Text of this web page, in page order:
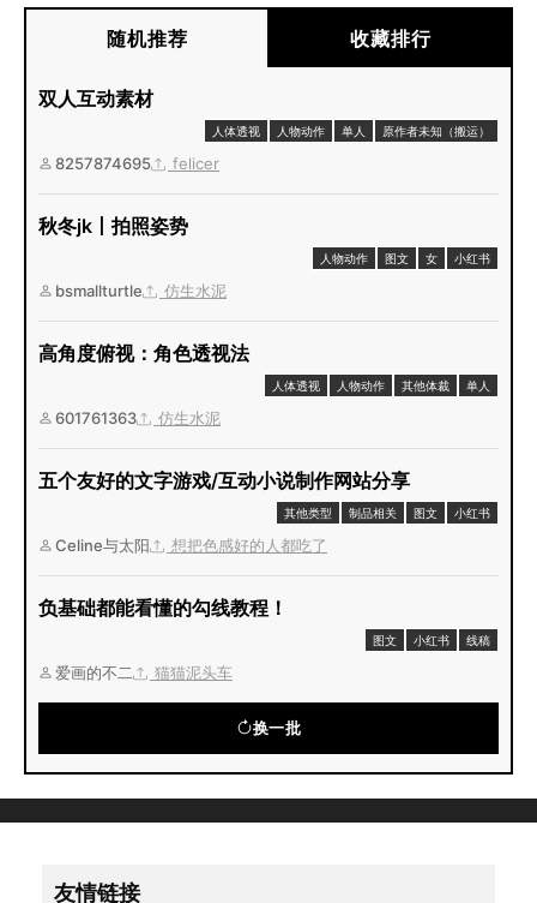
随机推荐 收藏排行
双人互动素材
人体透视 人物动作 单人 原作者未知（搬运）
8257874695 felicer
秋冬jk丨拍照姿势
人物动作 图文 女 小红书
bsmallturtle 仿生水泥
高角度俯视：角色透视法
人体透视 人物动作 其他体裁 单人
601761363 仿生水泥
五个友好的文字游戏/互动小说制作网站分享
其他类型 制品相关 图文 小红书
Celine与太阳 想把色感好的人都吃了
负基础都能看懂的勾线教程！
图文 小红书 线稿
爱画的不二 猫猫泥头车
换一批
友情链接